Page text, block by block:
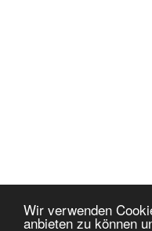
Wir verwenden
anbieten zu können